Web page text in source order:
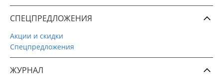
СПЕЦПРЕДЛОЖЕНИЯ
Акции и скидки
Спецпредложения
ЖУРНАЛ